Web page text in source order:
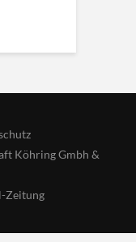
Köhring Gmbh &
Zeitung